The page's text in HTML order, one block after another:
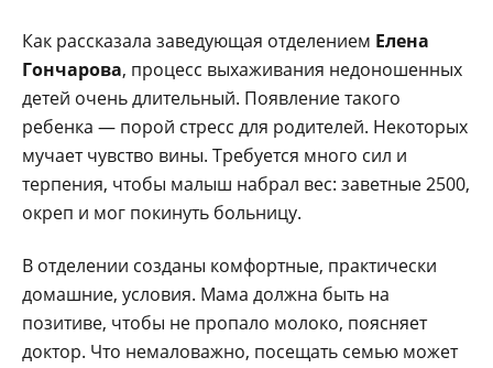
Как рассказала заведующая отделением Елена
Гончарова, процесс выхаживания недоношенных
детей очень длительный. Появление такого
ребенка — порой стресс для родителей. Некоторых
мучает чувство вины. Требуется много сил и
терпения, чтобы малыш набрал вес: заветные 2500,
окреп и мог покинуть больницу.
В отделении созданы комфортные, практически
домашние, условия. Мама должна быть на
позитиве, чтобы не пропало молоко, поясняет
доктор. Что немаловажно, посещать семью может